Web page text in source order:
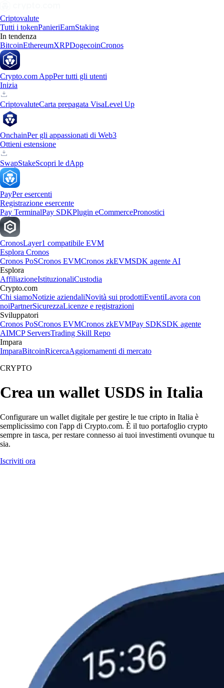
Criptovalute
Tutti i tokenPanieriEarnStaking
In tendenza
BitcoinEthereumXRPDogecoinCronos
Crypto.com AppPer tutti gli utenti
Inizia
CriptovaluteCarta prepagata VisaLevel Up
OnchainPer gli appassionati di Web3
Ottieni estensione
SwapStakeScopri le dApp
PayPer esercenti
Registrazione esercente
Pay TerminalPay SDKPlugin eCommercePronostici
CronosLayer1 compatibile EVM
Esplora Cronos
Cronos PoSCronos EVMCronos zkEVMSDK agente AI
Esplora
AffiliazioneIstituzionaliCustodia
Crypto.com
Chi siamoNotizie aziendaliNovità sui prodottiEventiLavora con
noiPartnerSicurezzaLicenze e registrazioni
Sviluppatori
Cronos PoSCronos EVMCronos zkEVMPay SDKSDK agente
AIMCP ServersTrading Skill Repo
Impara
ImparaBitcoinRicercaAggiornamenti di mercato
CRYPTO
Crea un wallet USDS in Italia
Configurare un wallet digitale per gestire le tue cripto in Italia è
semplicissimo con l'app di Crypto.com. È il tuo portafoglio crypto
sempre in tasca, per restare connesso ai tuoi investimenti ovunque tu
sia.
Iscriviti ora